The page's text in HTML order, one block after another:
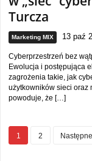
Turcza
Marketing MIX 13 paź
Cyberprzestrzeń bez
Ewolucja i postępująca
zagrożenia takie, jak
użytkowników sieci oraz
powoduje, że […]
1 2